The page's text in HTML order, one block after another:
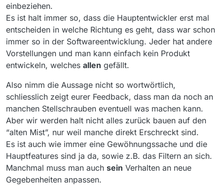
einbeziehen.
Es ist halt immer so, dass die Hauptentwickler erst mal
entscheiden in welche Richtung es geht, dass war schon
immer so in der Softwareentwicklung. Jeder hat andere
Vorstellungen und man kann einfach kein Produkt
entwickeln, welches allen gefällt.
Also nimm die Aussage nicht so wortwörtlich,
schliesslich zeigt eurer Feedback, dass man da noch an
manchen Stellschrauben eventuell was machen kann.
Aber wir werden halt nicht alles zurück bauen auf den
“alten Mist”, nur weil manche direkt Erschreckt sind.
Es ist auch wie immer eine Gewöhnungssache und die
Hauptfeatures sind ja da, sowie z.B. das Filtern an sich.
Manchmal muss man auch sein Verhalten an neue
Gegebenheiten anpassen.